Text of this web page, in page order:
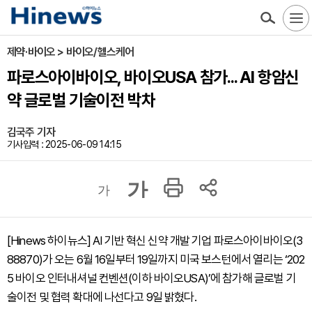
제약·바이오 > 바이오/헬스케어
파로스아이바이오, 바이오USA 참가... AI 항암신
약 글로벌 기술이전 박차
김국주 기자
기사입력 : 2025-06-09 14:15
가 가
[Hinews 하이뉴스] AI 기반 혁신 신약 개발 기업 파로스아이바이오(3
88870)가 오는 6월 16일부터 19일까지 미국 보스턴에서 열리는 ‘202
5 바이오 인터내셔널 컨벤션(이하 바이오USA)’에 참가해 글로벌 기
술이전 및 협력 확대에 나선다고 9일 밝혔다.